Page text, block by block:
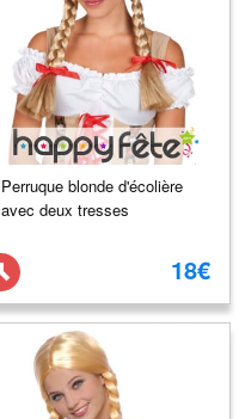
Perruque blonde d'écolière
avec deux tresses
18€